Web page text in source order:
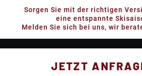
Sorgen Sie mit der richtigen
eine entspannte
Melden Sie sich bei uns, wir
JETZT